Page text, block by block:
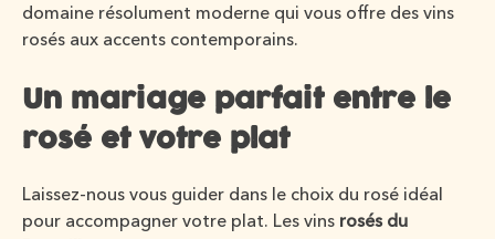
domaine résolument moderne qui vous offre des vins
rosés aux accents contemporains.
Un mariage parfait entre le
rosé et votre plat
Laissez-nous vous guider dans le choix du rosé idéal
pour accompagner votre plat. Les vins rosés du